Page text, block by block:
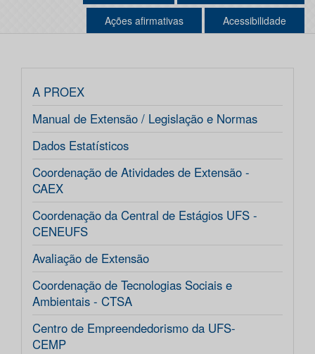
Ações afirmativas Acessibilidade
A PROEX
Manual de Extensão / Legislação e Normas
Dados Estatísticos
Coordenação de Atividades de Extensão -
CAEX
Coordenação da Central de Estágios UFS -
CENEUFS
Avaliação de Extensão
Coordenação de Tecnologias Sociais e
Ambientais - CTSA
Centro de Empreendedorismo da UFS-
CEMP